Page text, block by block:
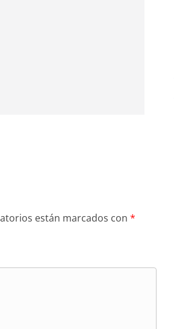
están marcados con *